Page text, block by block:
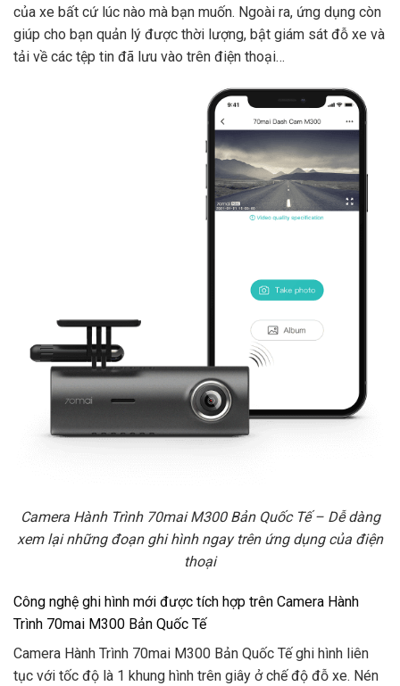
của xe bất cứ lúc nào mà bạn muốn. Ngoài ra, ứng dụng còn
giúp cho bạn quản lý được thời lượng, bật giám sát đỗ xe và
tải về các tệp tin đã lưu vào trên điện thoại…
Camera Hành Trình 70mai M300 Bản Quốc Tế – Dễ dàng
xem lại những đoạn ghi hình ngay trên ứng dụng của điện
thoại
Công nghệ ghi hình mới được tích hợp trên Camera Hành
Trình 70mai M300 Bản Quốc Tế
Camera Hành Trình 70mai M300 Bản Quốc Tế ghi hình liên
tục với tốc độ là 1 khung hình trên giây ở chế độ đỗ xe. Nén